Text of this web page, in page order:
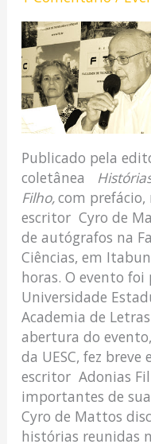
Publicado pela
coletânea
Filho,com prefácio,
escritor Cyro de
de autógrafos na
Ciências, em
horas. O evento
Universidade
Academia de
abertura do
da UESC, fez
escritor Adonias
importantes de
Cyro de Mattos
histórias reunidas